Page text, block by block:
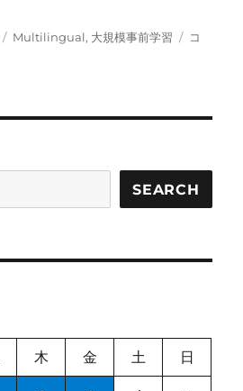
タ
Multilingual, 大規模事前学習
XLM-
入
れ
た
語
習
モ
デ
コ
SEARCH
木 金 土 日